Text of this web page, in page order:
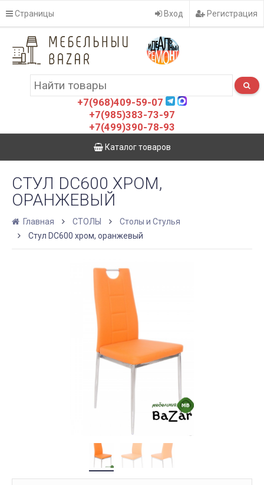
Страницы Вход Регистрация
+7(968)409-59-07
+7(985)383-73-97
+7(499)390-78-93
Каталог товаров
СТУЛ DC600 ХРОМ,
ОРАНЖЕВЫЙ
Главная СТОЛЫ
Столы и Стулья
Стул DC600 хром, оранжевый